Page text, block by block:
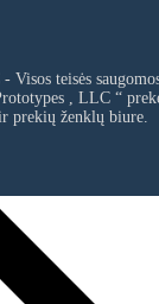
teisės
, LLC“
prekių ženklų biure.